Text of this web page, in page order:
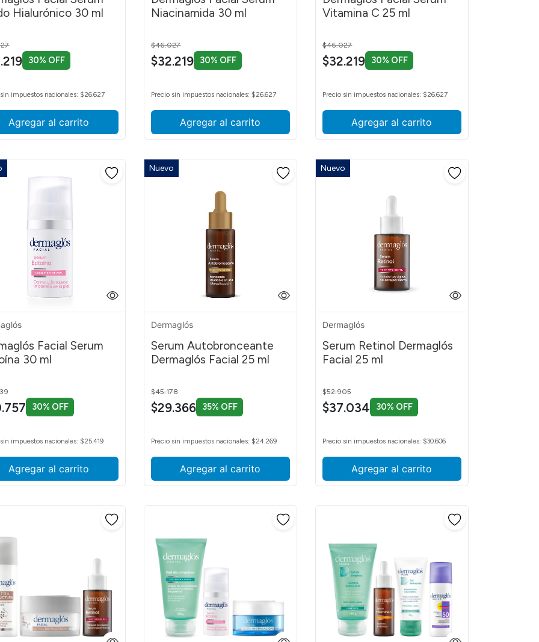
piel
grasa
al acné
de estrías
solar
de piel
A, Vitamina E
Hialurónico 30 ml
from
to
30% OFF
impuestos nacionales: $26.627
Agregar al carrito
Niacinamida 30 ml
Price reduced from
$46.027to
$32.219 30% OFF
Precio sin impuestos nacionales: $26.627
Agregar al carrito
Vitamina C 25 ml
Price reduced from
$46.027to
$32.219 30% OFF
Precio sin impuestos nacionales: $26.627
Agregar al carrito
Facial Serum
30 ml
from
to
30% OFF
impuestos nacionales: $25.419
Agregar al carrito
Nuevo
Dermaglós
Serum Autobronceante
Dermaglós Facial 25 ml
Price reduced from
$45.178to
$29.366 35% OFF
Precio sin impuestos nacionales: $24.269
Agregar al carrito
Nuevo
Dermaglós
Serum Retinol Dermaglós
Facial 25 ml
Price reduced from
$52.905to
$37.034 30% OFF
Precio sin impuestos nacionales: $30.606
Agregar al carrito